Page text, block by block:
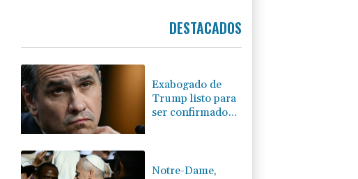
DESTACADOS
Exabogado de
Trump listo para
ser confirmado
Notre-Dame,